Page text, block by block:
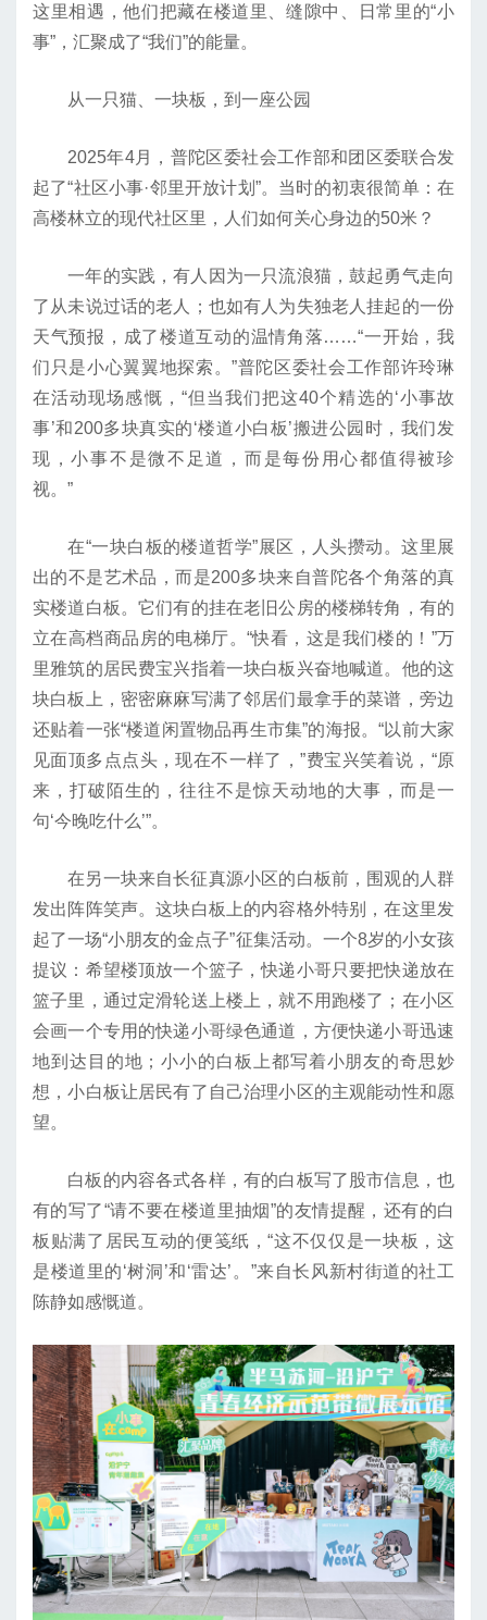
这里相遇，他们把藏在楼道里、缝隙中、日常里的“小
事”，汇聚成了“我们”的能量。
从一只猫、一块板，到一座公园
2025年4月，普陀区委社会工作部和团区委联合发
起了“社区小事·邻里开放计划”。当时的初衷很简单：在
高楼林立的现代社区里，人们如何关心身边的50米？
一年的实践，有人因为一只流浪猫，鼓起勇气走向
了从未说过话的老人；也如有人为失独老人挂起的一份
天气预报，成了楼道互动的温情角落……“一开始，我
们只是小心翼翼地探索。”普陀区委社会工作部许玲琳
在活动现场感慨，“但当我们把这40个精选的‘小事故
事’和200多块真实的‘楼道小白板’搬进公园时，我们发
现，小事不是微不足道，而是每份用心都值得被珍
视。”
在“一块白板的楼道哲学”展区，人头攒动。这里展
出的不是艺术品，而是200多块来自普陀各个角落的真
实楼道白板。它们有的挂在老旧公房的楼梯转角，有的
立在高档商品房的电梯厅。“快看，这是我们楼的！”万
里雅筑的居民费宝兴指着一块白板兴奋地喊道。他的这
块白板上，密密麻麻写满了邻居们最拿手的菜谱，旁边
还贴着一张“楼道闲置物品再生市集”的海报。“以前大家
见面顶多点点头，现在不一样了，”费宝兴笑着说，“原
来，打破陌生的，往往不是惊天动地的大事，而是一
句‘今晚吃什么’”。
在另一块来自长征真源小区的白板前，围观的人群
发出阵阵笑声。这块白板上的内容格外特别，在这里发
起了一场“小朋友的金点子”征集活动。一个8岁的小女孩
提议：希望楼顶放一个篮子，快递小哥只要把快递放在
篮子里，通过定滑轮送上楼上，就不用跑楼了；在小区
会画一个专用的快递小哥绿色通道，方便快递小哥迅速
地到达目的地；小小的白板上都写着小朋友的奇思妙
想，小白板让居民有了自己治理小区的主观能动性和愿
望。
白板的内容各式各样，有的白板写了股市信息，也
有的写了“请不要在楼道里抽烟”的友情提醒，还有的白
板贴满了居民互动的便笺纸，“这不仅仅是一块板，这
是楼道里的‘树洞’和‘雷达’。”来自长风新村街道的社工
陈静如感慨道。